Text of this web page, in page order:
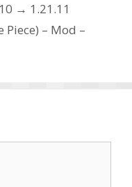
→ 1.21.11
– Mod –